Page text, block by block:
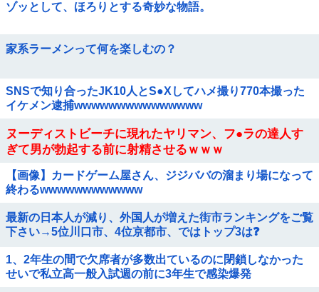
ゾッとして、ほろりとする奇妙な物語。
家系ラーメンって何を楽しむの？
SNSで知り合ったJK10人とS●Xしてハメ撮り770本撮った
イケメン逮捕wwwwwwwwwwwwwww
ヌーディストビーチに現れたヤリマン、フ●ラの達人す
ぎて男が勃起する前に射精させるｗｗｗ
【画像】カードゲーム屋さん、ジジババの溜まり場になって
終わるwwwwwwwwwwww
最新の日本人が減り、外国人が増えた街市ランキングをご覧
下さい→5位川口市、4位京都市、ではトップ3は❓
1、2年生の間で欠席者が多数出ているのに閉鎖しなかった
せいで私立高一般入試週の前に3年生で感染爆発